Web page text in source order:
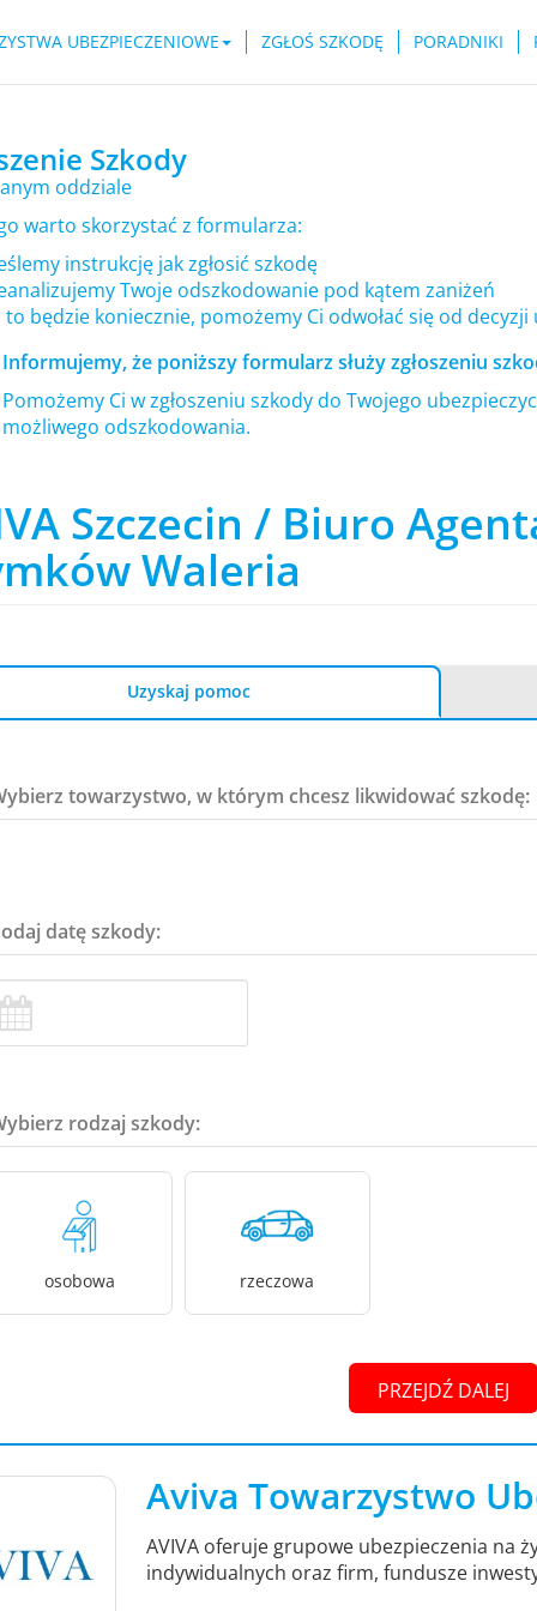
UBEZPIECZENIOWE ZGŁOŚ SZKODĘ PORADNIKI
Szkody
oddziale
warto skorzystać z formularza:
instrukcję jak zgłosić szkodę
Twoje odszkodowanie pod kątem zaniżeń
będzie koniecznie, pomożemy Ci odwołać się od decyzji
Informujemy, że poniższy formularz służy zgłoszeniu
Pomożemy Ci w zgłoszeniu szkody do Twojego
możliwego odszkodowania.
Szczecin / Biuro
Waleria
Uzyskaj pomoc
towarzystwo, w którym chcesz likwidować szkodę:
datę szkody:
rodzaj szkody:
osobowa rzeczowa
PRZEJDŹ DALEJ
Aviva Towarzystwo
AVIVA oferuje grupowe ubezpieczenia na
indywidualnych oraz firm, fundusze